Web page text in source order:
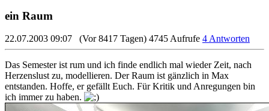
ein Raum
22.07.2003 09:07 (Vor 8417 Tagen) 4745 Aufrufe 4 Antworten
Das Semester ist rum und ich finde endlich mal wieder Zeit, nach
Herzenslust zu, modellieren. Der Raum ist gänzlich in Max
entstanden. Hoffe, er gefällt Euch. Für Kritik und Anregungen bin
ich immer zu haben.